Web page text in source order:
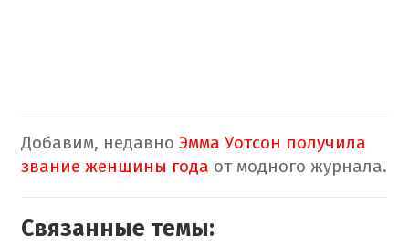
Добавим, недавно Эмма Уотсон получила
звание женщины года от модного журнала.
Связанные темы: